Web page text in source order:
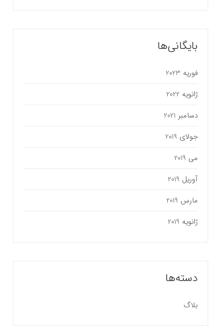
بایگانی‌ها
فوریه 2023
ژانویه 2022
دسامبر 2021
جولای 2019
می 2019
آوریل 2019
مارس 2019
ژانویه 2019
دسته‌ها
بلاگ